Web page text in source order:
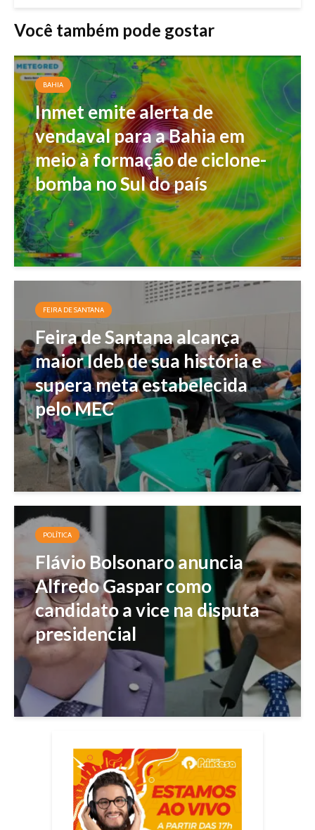
Você também pode gostar
BAHIA
Inmet emite alerta de
vendaval para a Bahia em
meio à formação de ciclone-
bomba no Sul do país
FEIRA DE SANTANA
Feira de Santana alcança
maior Ideb de sua história e
supera meta estabelecida
pelo MEC
POLÍTICA
Flávio Bolsonaro anuncia
Alfredo Gaspar como
candidato a vice na disputa
presidencial